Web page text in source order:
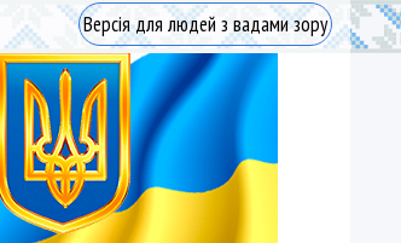
Версія для людей з вадами зору